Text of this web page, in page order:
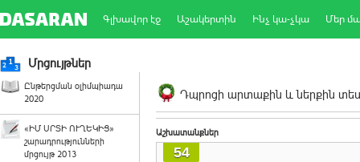
Գլխավոր էջ Աշակերտին Ինչ կա-չկա Մեր
Մրցույթներ
Ընթերցման օլիմպիադա
2020
«ԻՄ ՍՐՏԻ ՈՒՂԵԿԻՑ»
շարադրությունների
մրցույթ 2013
Դպրոցի արտաքին և ներքին
Աշխատանքներ
54